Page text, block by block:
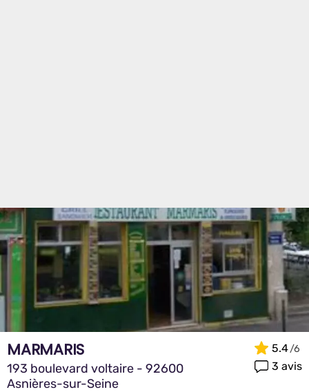
MARMARIS
193 boulevard voltaire - 92600
Asnières-sur-Seine
5.4
3 avis